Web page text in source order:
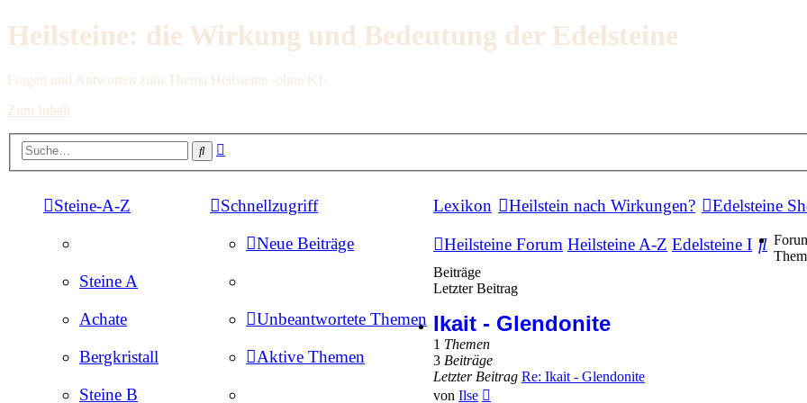
Heilsteine: die Wirkung und Bedeutung der Edelsteine
Fragen und Antworten zum Thema Heilsteine -ohne KI-
Zum Inhalt
Suche
Steine-A-Z
Steine A
Achate
Bergkristall
Steine B
Schnellzugriff
Neue Beiträge
Unbeantwortete Themen
Aktive Themen
Lexikon Heilstein nach Wirkungen? Edelsteine
Heilsteine Forum Heilsteine A-Z Edelsteine I
Beiträge
Letzter Beitrag
Ikait - Glendonite
1 Themen
3 Beiträge
Letzter Beitrag Re: Ikait - Glendonite
von Ilse